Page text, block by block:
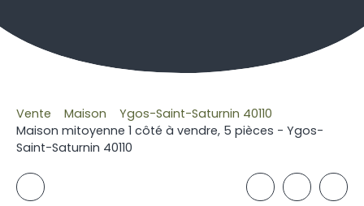
Vente Maison
Ygos-Saint-Saturnin 40110
Maison mitoyenne 1 côté à vendre, 5 pièces - Ygos-
Saint-Saturnin 40110